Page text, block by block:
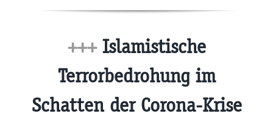
+++Islamistische
Terrorbedrohung im
Schatten der Corona-Krise